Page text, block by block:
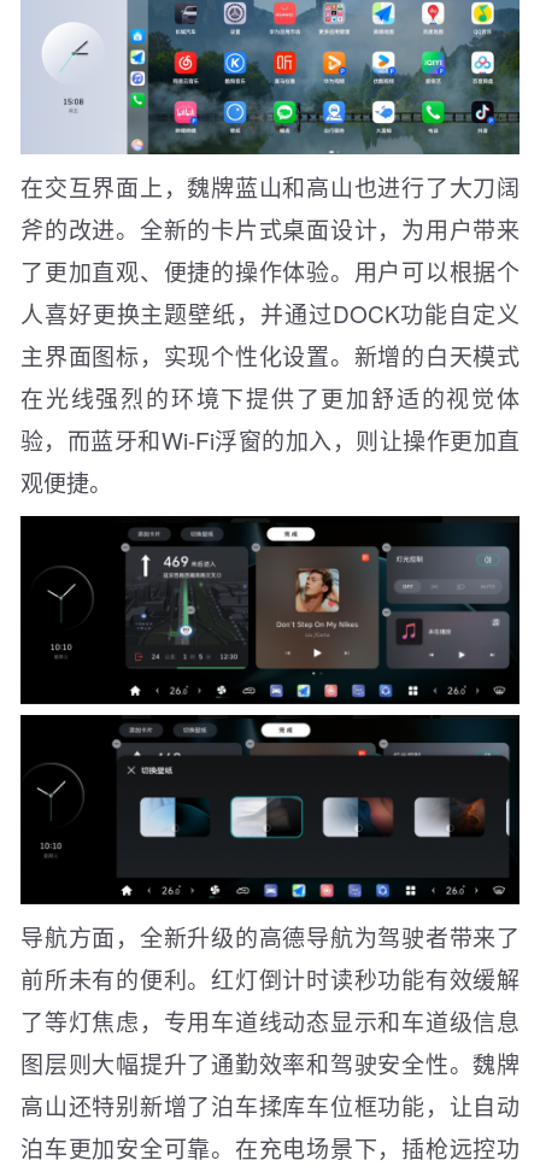
在交互界面上，魏牌蓝山和高山也进行了大刀阔
斧的改进。全新的卡片式桌面设计，为用户带来
了更加直观、便捷的操作体验。用户可以根据个
人喜好更换主题壁纸，并通过DOCK功能自定义
主界面图标，实现个性化设置。新增的白天模式
在光线强烈的环境下提供了更加舒适的视觉体
验，而蓝牙和Wi-Fi浮窗的加入，则让操作更加直
观便捷。
导航方面，全新升级的高德导航为驾驶者带来了
前所未有的便利。红灯倒计时读秒功能有效缓解
了等灯焦虑，专用车道线动态显示和车道级信息
图层则大幅提升了通勤效率和驾驶安全性。魏牌
高山还特别新增了泊车揉库车位框功能，让自动
泊车更加安全可靠。在充电场景下，插枪远控功